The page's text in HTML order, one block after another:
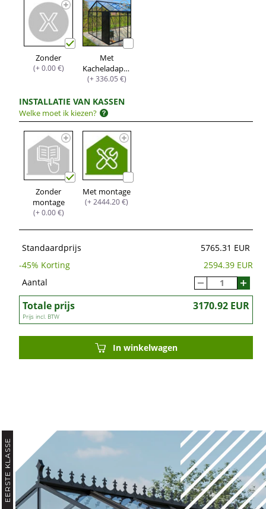
Zonder
(+ 0.00 €)
Met
Kacheladapter
(+ 336.05 €)
INSTALLATIE VAN KASSEN
Welke moet ik kiezen?
Zonder
montage
(+ 0.00 €)
Met montage
(+ 2444.20 €)
Standaardprijs
5765.31 EUR
-45% Korting
2594.39 EUR
Aantal
Totale prijs 3170.92 EUR
Prijs incl. BTW
In winkelwagen
EERSTE KLASSE